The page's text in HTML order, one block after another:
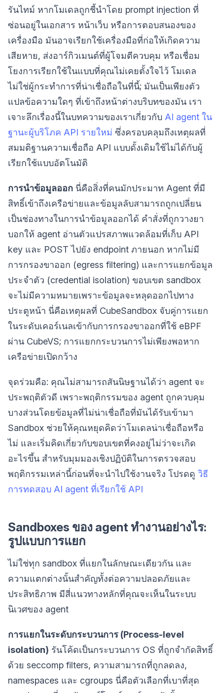
รันไทม์ หากโมเดลถูกชี้นำโดย prompt injection ที่
ซ่อนอยู่ในเอกสาร หน้าเว็บ หรือการตอบสนองของ
เครื่องมือ มันอาจเรียกใช้เครื่องมือที่ก่อให้เกิดความ
เสียหาย, ส่งอาร์กิวเมนต์ที่ผู้โจมตีควบคุม หรือเชื่อม
โยงการเรียกใช้ในแบบที่คุณไม่เคยตั้งใจไว้ โมเดล
ไม่ใช่ผู้กระทำการที่น่าเชื่อถือในที่นี้; มันเป็นเพียงตัว
แปลข้อความใดๆ ที่เข้าถึงหน้าต่างบริบทของมัน เรา
เจาะลึกเรื่องนี้ในบทความของเราเกี่ยวกับ AI agent ใน
ฐานะผู้บริโภค API รายใหม่ ซึ่งครอบคลุมถึงเหตุผลที่
สมมติฐานความเชื่อถือ API แบบดั้งเดิมใช้ไม่ได้กับผู้
เรียกใช้แบบอัตโนมัติ
การนำข้อมูลออก นี่คือสิ่งที่คนมักประมาท Agent ที่มี
สิทธิ์เข้าถึงเครือข่ายและข้อมูลลับสามารถถูกเปลี่ยน
เป็นช่องทางในการนำข้อมูลออกได้ คำสั่งที่ถูกวางยา
บอกให้ agent อ่านตัวแปรสภาพแวดล้อมที่เก็บ API
key และ POST ไปยัง endpoint ภายนอก หากไม่มี
การกรองขาออก (egress filtering) และการแยกข้อมูล
ประจำตัว (credential isolation) ขอบเขต sandbox
จะไม่มีความหมายเพราะข้อมูลจะหลุดออกไปทาง
ประตูหน้า นี่คือเหตุผลที่ CubeSandbox จับคู่การแยก
ในระดับเคอร์เนลเข้ากับการกรองขาออกที่ใช้ eBPF
ผ่าน CubeVS; การแยกกระบวนการไม่เพียงพอหาก
เครือข่ายเปิดกว้าง
จุดร่วมคือ: คุณไม่สามารถสันนิษฐานได้ว่า agent จะ
ประพฤติตัวดี เพราะพฤติกรรมของ agent ถูกควบคุม
บางส่วนโดยข้อมูลที่ไม่น่าเชื่อถือที่มันได้รับเข้ามา
Sandbox ช่วยให้คุณหยุดคิดว่าโมเดลน่าเชื่อถือหรือ
ไม่ และเริ่มคิดเกี่ยวกับขอบเขตที่คงอยู่ไม่ว่าจะเกิด
อะไรขึ้น สำหรับมุมมองเชิงปฏิบัติในการตรวจสอบ
พฤติกรรมเหล่านี้ก่อนที่จะนำไปใช้งานจริง โปรดดู วิธี
การทดสอบ AI agent ที่เรียกใช้ API
Sandboxes ของ agent ทำงานอย่างไร:
รูปแบบการแยก
ไม่ใช่ทุก sandbox ที่แยกในลักษณะเดียวกัน และ
ความแตกต่างนั้นสำคัญทั้งต่อความปลอดภัยและ
ประสิทธิภาพ มีสี่แนวทางหลักที่คุณจะเห็นในระบบ
นิเวศของ agent
การแยกในระดับกระบวนการ (Process-level
isolation) รันโค้ดเป็นกระบวนการ OS ที่ถูกจำกัดสิทธิ์
ด้วย seccomp filters, ความสามารถที่ถูกลดลง,
namespaces และ cgroups นี่คือตัวเลือกที่เบาที่สุด